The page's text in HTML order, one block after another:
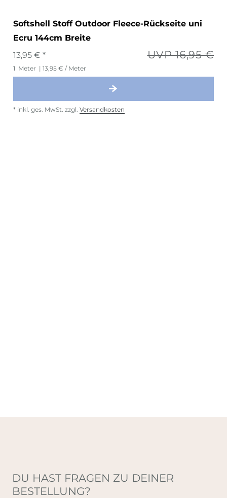
Softshell Stoff Outdoor Fleece-Rückseite uni
Ecru 144cm Breite
UVP 16,95 €
13,95 € *
1 Meter | 13,95 € / Meter
* inkl. ges. MwSt. zzgl. Versandkosten
DU HAST FRAGEN ZU DEINER
BESTELLUNG?